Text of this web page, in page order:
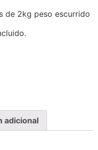
de 2kg peso escurrido
adicional